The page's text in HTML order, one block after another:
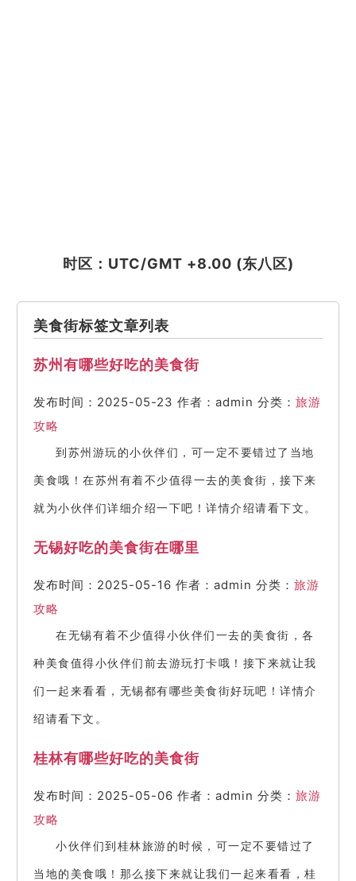
时区：UTC/GMT +8.00 (东八区)
美食街标签文章列表
苏州有哪些好吃的美食街
发布时间：2025-05-23 作者：admin 分类： 旅游
攻略
到苏州游玩的小伙伴们，可一定不要错过了当地
美食哦！在苏州有着不少值得一去的美食街，接下来
就为小伙伴们详细介绍一下吧！详情介绍请看下文。
无锡好吃的美食街在哪里
发布时间：2025-05-16 作者：admin 分类： 旅游
攻略
在无锡有着不少值得小伙伴们一去的美食街，各
种美食值得小伙伴们前去游玩打卡哦！接下来就让我
们一起来看看，无锡都有哪些美食街好玩吧！详情介
绍请看下文。
桂林有哪些好吃的美食街
发布时间：2025-05-06 作者：admin 分类： 旅游
攻略
小伙伴们到桂林旅游的时候，可一定不要错过了
当地的美食哦！那么接下来就让我们一起来看看，桂